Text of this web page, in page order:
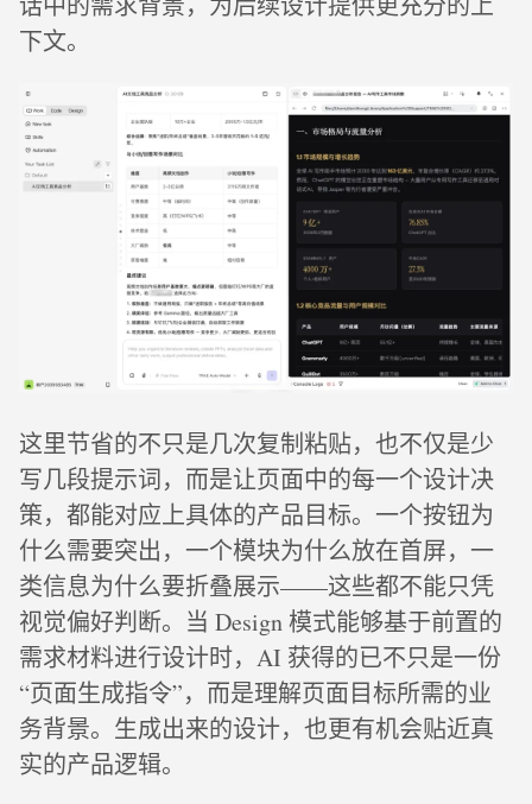
下文。
这里节省的不只是几次复制粘贴，也不仅是少
写几段提示词，而是让页面中的每一个设计决
策，都能对应上具体的产品目标。一个按钮为
什么需要突出，一个模块为什么放在首屏，一
类信息为什么要折叠展示——这些都不能只凭
视觉偏好判断。当 Design 模式能够基于前置的
需求材料进行设计时，AI 获得的已不只是一份
“页面生成指令”，而是理解页面目标所需的业
务背景。生成出来的设计，也更有机会贴近真
实的产品逻辑。